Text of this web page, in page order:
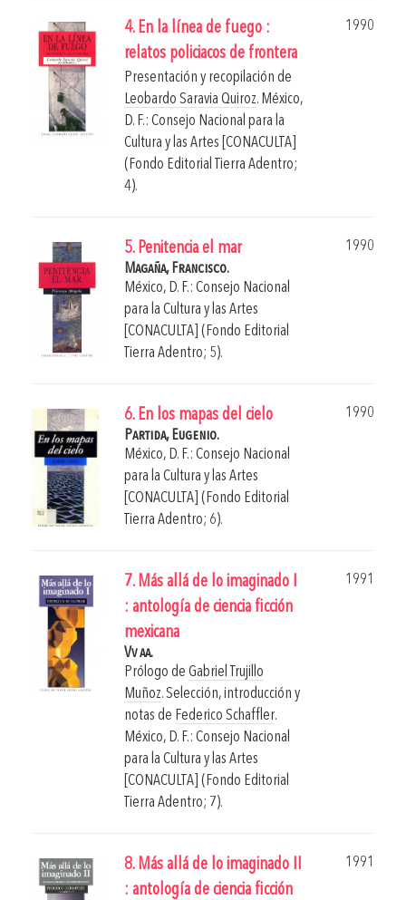
4. En la línea de fuego :
relatos policiacos de frontera
1990
Presentación y recopilación de
Leobardo Saravia Quiroz. México,
D. F.: Consejo Nacional para la
Cultura y las Artes [CONACULTA]
(Fondo Editorial Tierra Adentro;
4).
5. Penitencia el mar
1990
Magaña, Francisco.
México, D. F.: Consejo Nacional
para la Cultura y las Artes
[CONACULTA] (Fondo Editorial
Tierra Adentro; 5).
6. En los mapas del cielo
1990
Partida, Eugenio.
México, D. F.: Consejo Nacional
para la Cultura y las Artes
[CONACULTA] (Fondo Editorial
Tierra Adentro; 6).
7. Más allá de lo imaginado I
: antología de ciencia ficción
mexicana
1991
Vv aa.
Prólogo de Gabriel Trujillo
Muñoz. Selección, introducción y
notas de Federico Schaffler.
México, D. F.: Consejo Nacional
para la Cultura y las Artes
[CONACULTA] (Fondo Editorial
Tierra Adentro; 7).
8. Más allá de lo imaginado II
: antología de ciencia ficción
1991